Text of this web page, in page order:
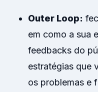
Outer Loop:
em como a sua
feedbacks do
estratégias que
os problemas e